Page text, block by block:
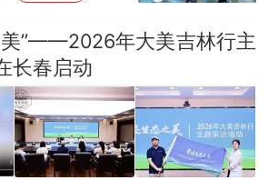
美”——2026年大美吉林行主
长春启动